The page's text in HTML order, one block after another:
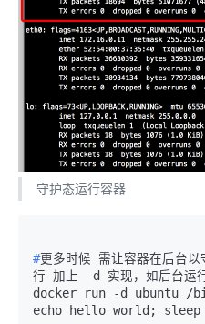
守护态运行容器
#更多时候 需让容器在后台
行 加上 -d 实现，如后台
docker run -d ubuntu